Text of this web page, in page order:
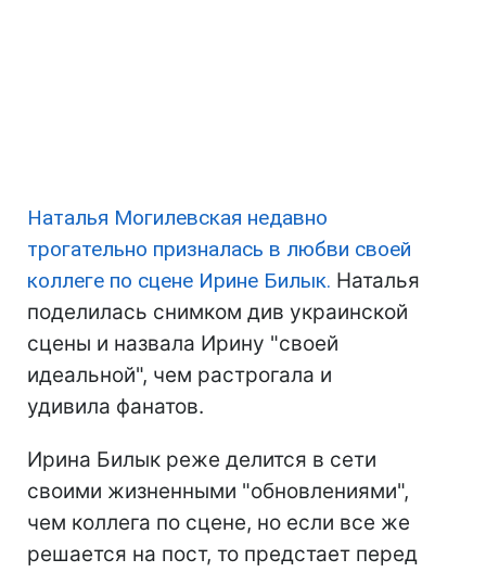
Наталья Могилевская недавно
трогательно призналась в любви своей
коллеге по сцене Ирине Билык. Наталья
поделилась снимком див украинской
сцены и назвала Ирину "своей
идеальной", чем растрогала и
удивила фанатов.
Ирина Билык реже делится в сети
своими жизненными "обновлениями",
чем коллега по сцене, но если все же
решается на пост, то предстает перед